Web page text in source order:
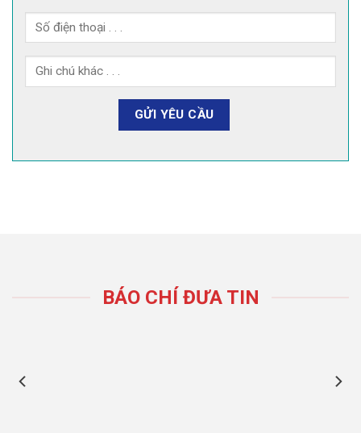
BÁO CHÍ ĐƯA TIN